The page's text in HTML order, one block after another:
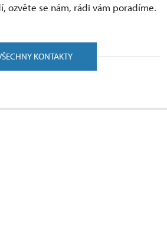
ozvěte se nám, rádi vám poradíme.
KONTAKTY